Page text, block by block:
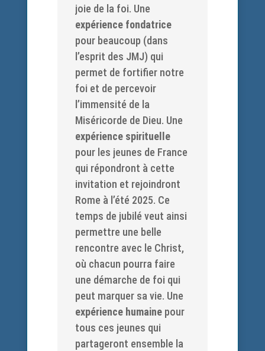
joie de la foi. Une
expérience fondatrice
pour beaucoup (dans
l’esprit des JMJ) qui
permet de fortifier notre
foi et de percevoir
l’immensité de la
Miséricorde de Dieu. Une
expérience spirituelle
pour les jeunes de France
qui répondront à cette
invitation et rejoindront
Rome à l’été 2025. Ce
temps de jubilé veut ainsi
permettre une belle
rencontre avec le Christ,
où chacun pourra faire
une démarche de foi qui
peut marquer sa vie. Une
expérience humaine pour
tous ces jeunes qui
partageront ensemble la